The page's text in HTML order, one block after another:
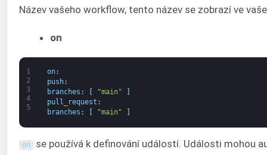
Název vašeho workflow, tento název se zobrazí ve
on
1
2
3
4
5
on:
push:
branches : "main"
pull_request :
branches : [ "main" ]
on se používá k definování událostí. Události mohou